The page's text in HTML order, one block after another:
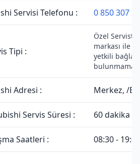
Servisi Telefonu : 0 850 307
Tipi :
Özel
markası ile
yetkili
Adresi : Merkez, /
Servis Süresi : 60 dakika
Saatleri : 08:30 - 19:00